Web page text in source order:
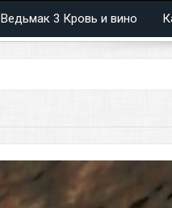
Ведьмак 3 Кровь и вино